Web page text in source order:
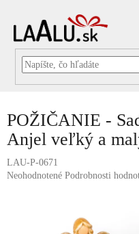
POŽIČANIE -
Anjel veľký a
LAU-P-0671
Priemerné
Neohodnotené Podrobnosti